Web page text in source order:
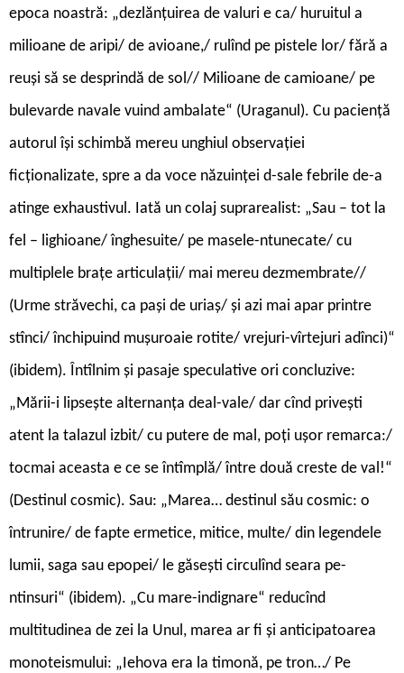
epoca noastră: „dezlănțuirea de valuri e ca/ huruitul a
milioane de aripi/ de avioane,/ rulînd pe pistele lor/ fără a
reuși să se desprindă de sol// Milioane de camioane/ pe
bulevarde navale vuind ambalate“ (Uraganul). Cu paciență
autorul își schimbă mereu unghiul observației
ficționalizate, spre a da voce năzuinței d-sale febrile de-a
atinge exhaustivul. Iată un colaj suprarealist: „Sau – tot la
fel – lighioane/ înghesuite/ pe masele-ntunecate/ cu
multiplele brațe articulații/ mai mereu dezmembrate//
(Urme străvechi, ca pași de uriaș/ și azi mai apar printre
stînci/ închipuind mușuroaie rotite/ vrejuri-vîrtejuri adînci)“
(ibidem). Întîlnim și pasaje speculative ori concluzive:
„Mării-i lipsește alternanța deal-vale/ dar cînd privești
atent la talazul izbit/ cu putere de mal, poți ușor remarca:/
tocmai aceasta e ce se întîmplă/ între două creste de val!“
(Destinul cosmic). Sau: „Marea… destinul său cosmic: o
întrunire/ de fapte ermetice, mitice, multe/ din legendele
lumii, saga sau epopei/ le găsești circulînd seara pe-
ntinsuri“ (ibidem). „Cu mare-indignare“ reducînd
multitudinea de zei la Unul, marea ar fi și anticipatoarea
monoteismului: „Iehova era la timonă, pe tron…/ Pe